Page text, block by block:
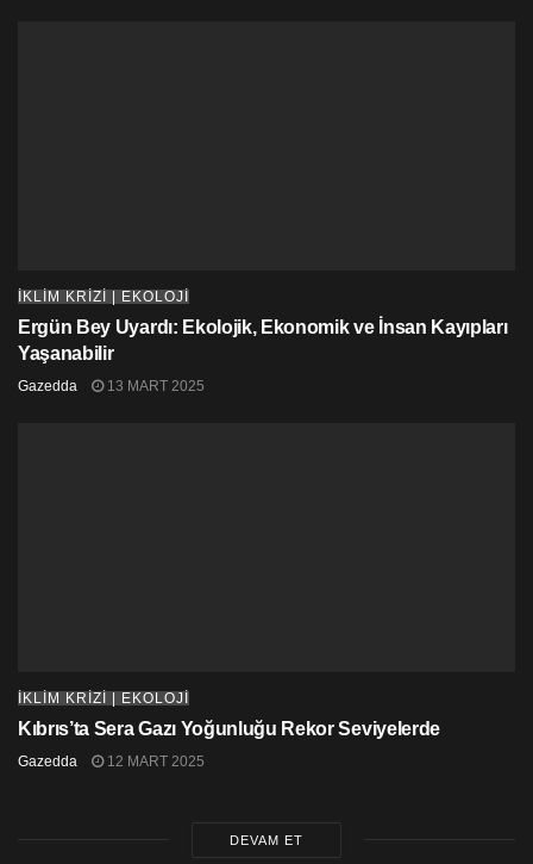
İKLİM KRİZİ | EKOLOJİ
Ergün Bey Uyardı: Ekolojik, Ekonomik ve İnsan Kayıpları
Yaşanabilir
Gazedda 13 MART 2025
İKLİM KRİZİ | EKOLOJİ
Kıbrıs’ta Sera Gazı Yoğunluğu Rekor Seviyelerde
Gazedda 12 MART 2025
DEVAM ET